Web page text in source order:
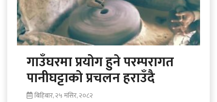
गाउँघरमा प्रयोग हुने परम्परागत
पानीघट्टाको प्रचलन हराउँदै
बिहिबार, २५ मंसिर, २०८२